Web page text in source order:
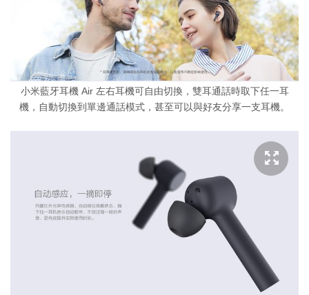
小米藍牙耳機 Air 左右耳機可自由切換，雙耳通話時取下任一耳
機，自動切換到單邊通話模式，甚至可以與好友分享一支耳機。